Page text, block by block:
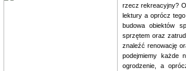
rzecz rekreacyjny?
lektury a oprócz
budowa obiektów
sprzętem oraz
znaleźć renowację
podejmiemy każde
ogrodzenie, a